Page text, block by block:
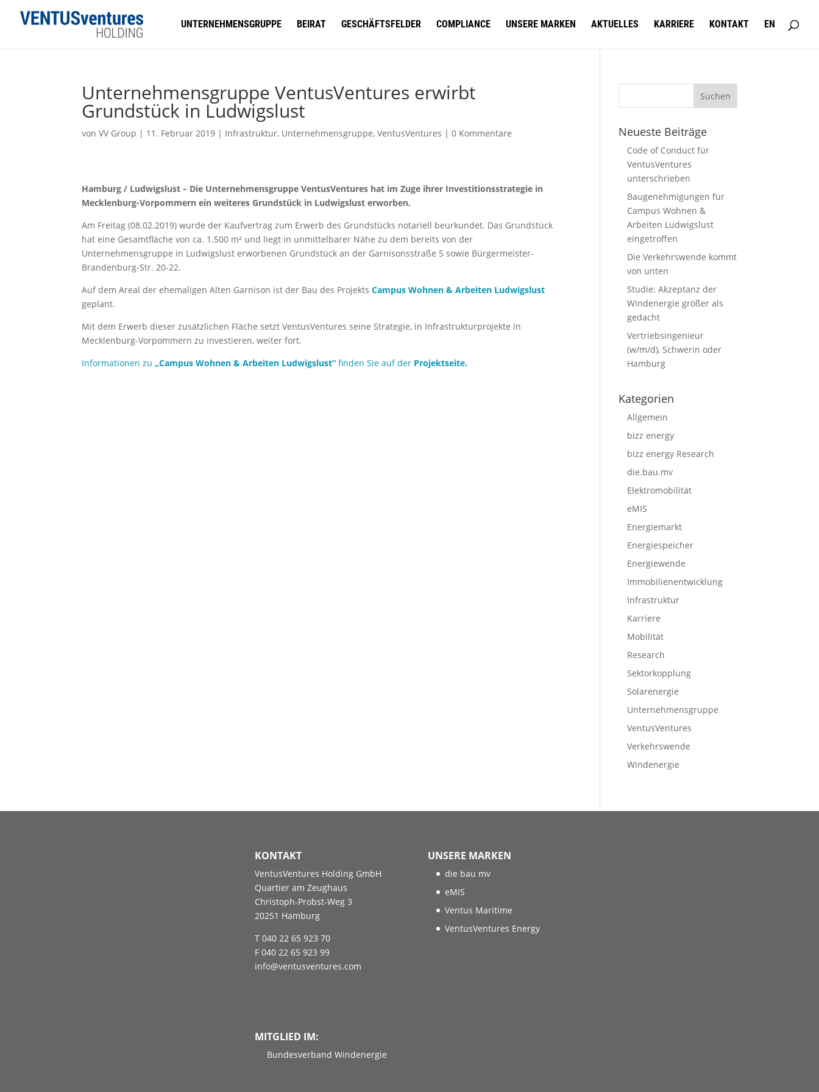
UNTERNEHMENSGRUPPE BEIRAT GESCHÄFTSFELDER COMPLIANCE UNSERE MARKEN AKTUELLES KARRIERE KONTAKT EN
Unternehmensgruppe VentusVentures erwirbt
Grundstück in Ludwigslust
vonVV Group | 11. Februar 2019 | Infrastruktur, Unternehmensgruppe,VentusVentures |0 Kommentare
Hamburg / Ludwigslust – Die Unternehmensgruppe VentusVentures hat im Zuge ihrer Investitionsstrategie in
Mecklenburg-Vorpommern ein weiteres Grundstück in Ludwigslust erworben.
Am Freitag (08.02.2019) wurde der Kaufvertrag zum Erwerb des Grundstücks notariell beurkundet. Das Grundstück
hat eine Gesamtfläche von ca. 1.500 m² und liegt in unmittelbarer Nähe zu dem bereits von der
Unternehmensgruppe in Ludwigslust erworbenen Grundstück an der Garnisonsstraße 5 sowie Bürgermeister-
Brandenburg-Str. 20-22.
Auf dem Areal der ehemaligen Alten Garnison ist der Bau des Projekts Campus Wohnen & Arbeiten Ludwigslust
geplant.
Mit dem Erwerb dieser zusätzlichen Fläche setzt VentusVentures seine Strategie, in Infrastrukturprojekte in
Mecklenburg-Vorpommern zu investieren, weiter fort.
Informationen zu„Campus Wohnen & Arbeiten Ludwigslust“finden Sie auf der Projektseite.
Neueste Beiträge
Code of Conduct für
VentusVentures
unterschrieben
Baugenehmigungen für
Campus Wohnen &
Arbeiten Ludwigslust
eingetroffen
Die Verkehrswende kommt
von unten
Studie: Akzeptanz der
Windenergie größer als
gedacht
Vertriebsingenieur
(w/m/d), Schwerin oder
Hamburg
Kategorien
Allgemein
bizz energy
bizz energy Research
die.bau.mv
Elektromobilität
eMIS
Energiemarkt
Energiespeicher
Energiewende
Immobilienentwicklung
Infrastruktur
Karriere
Mobilität
Research
Sektorkopplung
Solarenergie
Unternehmensgruppe
VentusVentures
Verkehrswende
Windenergie
KONTAKT
VentusVentures Holding GmbH
Quartier am Zeughaus
Christoph-Probst-Weg 3
20251 Hamburg
T 040 22 65 923 70
F 040 22 65 923 99
info@ventusventures.com
MITGLIED IM:
Bundesverband Windenergie
UNSERE MARKEN
die bau mv
eMIS
Ventus Maritime
VentusVentures Energy